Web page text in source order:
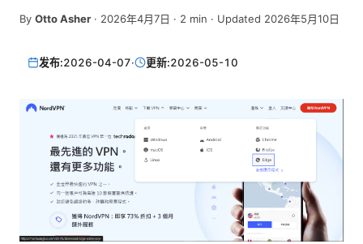
By Otto Asher · 2026年4月7日 · 2 min · Updated 2026年5月10日
发布:2026-04-07· 更新:2026-05-10